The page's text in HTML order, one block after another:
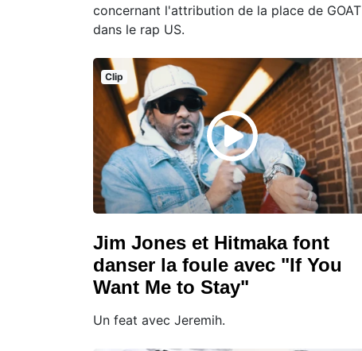
concernant l'attribution de la place de GOAT
dans le rap US.
Clip
Jim Jones et Hitmaka font
danser la foule avec "If You
Want Me to Stay"
Un feat avec Jeremih.